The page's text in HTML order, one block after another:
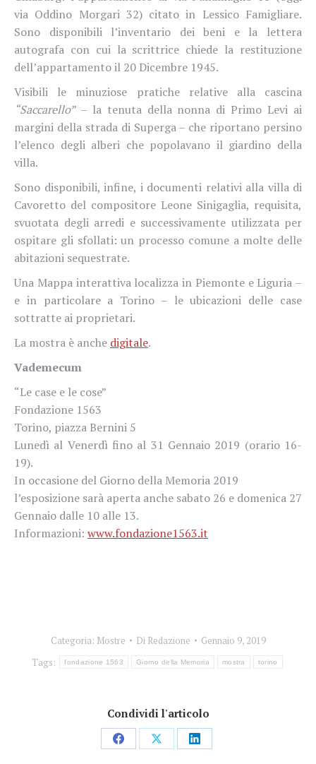
via Oddino Morgari 32) citato in Lessico Famigliare.
Sono disponibili l’inventario dei beni e la lettera
autografa con cui la scrittrice chiede la restituzione
dell’appartamento il 20 Dicembre 1945.
Visibili le minuziose pratiche relative alla cascina
“Saccarello”– la tenuta della nonna di Primo Levi ai
margini della strada di Superga – che riportano persino
l’elenco degli alberi che popolavano il giardino della
villa.
Sono disponibili, infine, i documenti relativi alla villa di
Cavoretto del compositore Leone Sinigaglia, requisita,
svuotata degli arredi e successivamente utilizzata per
ospitare gli sfollati: un processo comune a molte delle
abitazioni sequestrate.
Una Mappa interattiva localizza in Piemonte e Liguria –
e in particolare a Torino – le ubicazioni delle case
sottratte ai proprietari.
La mostra è anche digitale.
Vademecum
“Le case e le cose”
Fondazione 1563
Torino, piazza Bernini 5
Lunedì al Venerdì fino al 31 Gennaio 2019 (orario 16-
19).
In occasione del Giorno della Memoria 2019
l’esposizione sarà aperta anche sabato 26 e domenica 27
Gennaio dalle 10 alle 13.
Informazioni: www.fondazione1563.it
Categoria: Mostre Di Redazione
Gennaio 9, 2019
Tags:
fondazione 1563 Giorno della Memoria mostra torino
Condividi l'articolo
CondividiCondividiCondividi